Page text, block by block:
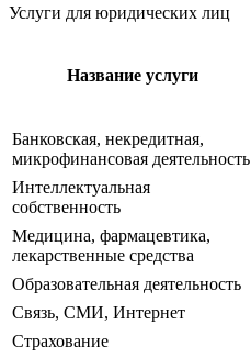
Услуги для юридических лиц
Название услуги
Банковская, некредитная,
микрофинансовая деятельность
Интеллектуальная
собственность
Медицина, фармацевтика,
лекарственные средства
Образовательная деятельность
Связь, СМИ, Интернет
Страхование